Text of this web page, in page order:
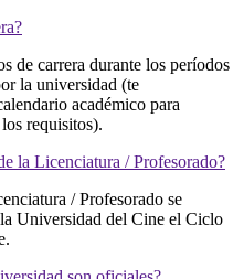
de carrera durante los períodos
la universidad (te
académico para
requisitos).
la Licenciatura / Profesorado?
/ Profesorado se
Universidad del Cine el Ciclo